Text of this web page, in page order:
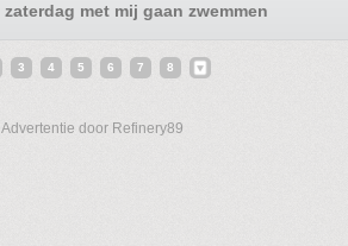
met mij gaan zwemmen
3 4 5 6 7 8
door Refinery89